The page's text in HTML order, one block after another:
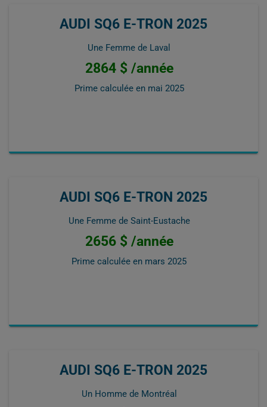
AUDI SQ6 E-TRON 2025
Une Femme de Laval
2864 $ /année
Prime calculée en mai 2025
AUDI SQ6 E-TRON 2025
Une Femme de Saint-Eustache
2656 $ /année
Prime calculée en mars 2025
AUDI SQ6 E-TRON 2025
Un Homme de Montréal